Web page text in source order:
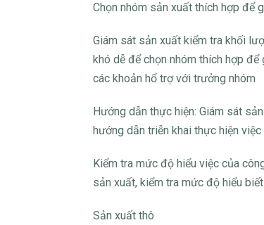
Chọn nhóm sản xuất thích hợp để
Giám sát sản xuất kiểm tra khối
khó dễ để chọn nhóm thích hợp
các khoản hổ trợ với trưởng nhóm
Hướng dẫn thực hiện: Giám sát
hướng dẫn triễn khai thực hiện
Kiểm tra mức độ hiểu việc của
sản xuất, kiểm tra mức độ hiểu
Sản xuất thô